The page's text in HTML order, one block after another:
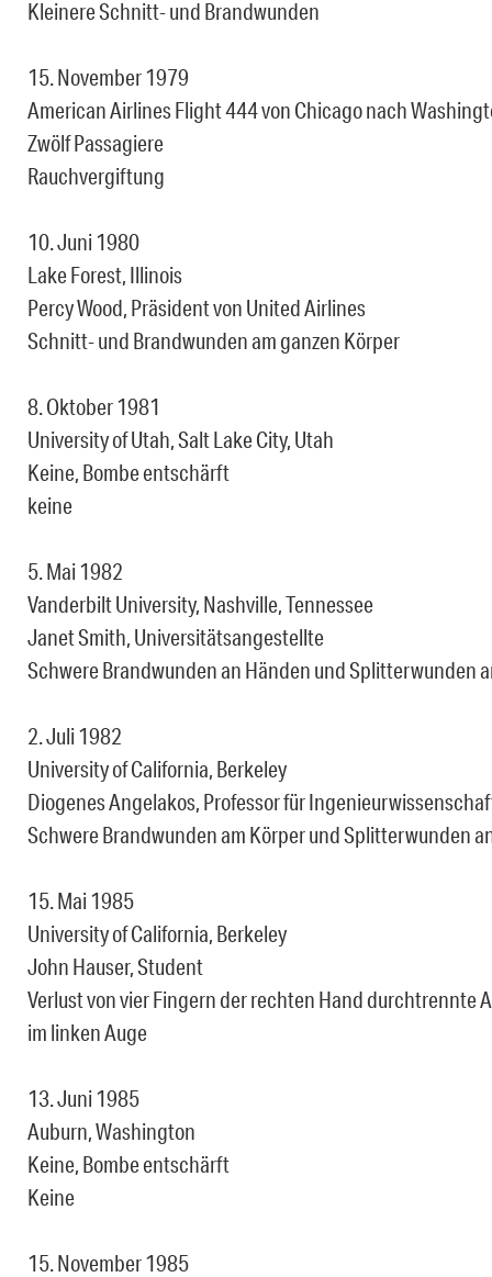
Kleinere Schnitt- und Brandwunden
15. November 1979
American Airlines Flight 444 von Chicago nach
Zwölf Passagiere
Rauchvergiftung
10. Juni 1980
Lake Forest, Illinois
Percy Wood, Präsident von United Airlines
Schnitt- und Brandwunden am ganzen Körper
8. Oktober 1981
University of Utah, Salt Lake City, Utah
Keine, Bombe entschärft
keine
5. Mai 1982
Vanderbilt University, Nashville, Tennessee
Janet Smith, Universitätsangestellte
Schwere Brandwunden an Händen und Splitterwunden
2. Juli 1982
University of California, Berkeley
Diogenes Angelakos, Professor für
Schwere Brandwunden am Körper und Splitterwunden
15. Mai 1985
University of California, Berkeley
John Hauser, Student
Verlust von vier Fingern der rechten Hand durchtrennte
im linken Auge
13. Juni 1985
Auburn, Washington
Keine, Bombe entschärft
Keine
15. November 1985